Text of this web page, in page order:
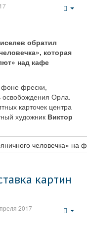
обратил
которая
над кафе
фрески,
освобождения Орла.
карточек центра
художник Виктор
человечка» на
картин
2017